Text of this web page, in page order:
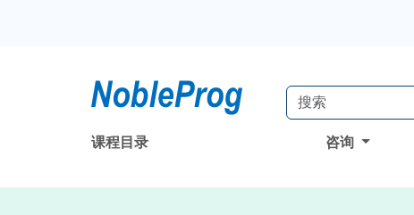
课程目录 咨询